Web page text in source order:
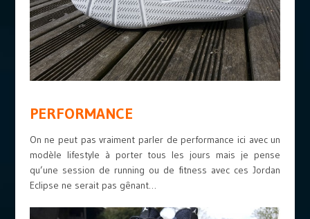
PERFORMANCE
On ne peut pas vraiment parler de performance ici avec un
modèle lifestyle à porter tous les jours mais je pense
qu’une session de running ou de fitness avec ces Jordan
Eclipse ne serait pas gênant…